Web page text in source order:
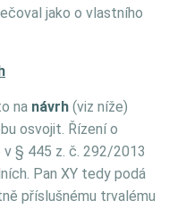
jako o vlastního
na návrh (viz níže)
osvojit. Řízení o
§ 445 z. č. 292/2013
Pan XY tedy podá
příslušnému trvalému